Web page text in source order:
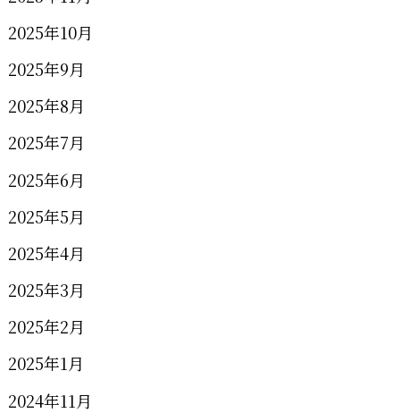
2025年10月
2025年9月
2025年8月
2025年7月
2025年6月
2025年5月
2025年4月
2025年3月
2025年2月
2025年1月
2024年11月